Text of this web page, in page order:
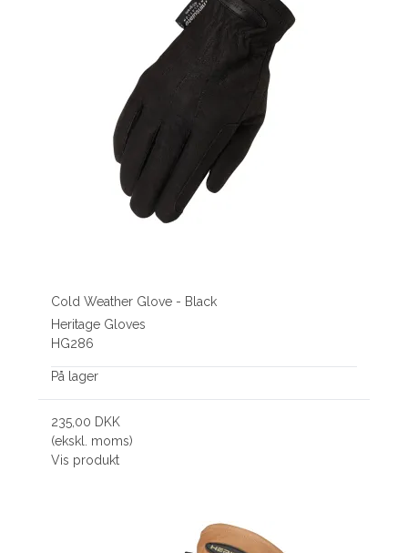
Cold Weather Glove - Black
Heritage Gloves
HG286
På lager
235,00 DKK
(ekskl. moms)
Vis produkt